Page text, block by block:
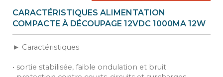
CARACTÉRISTIQUES ALIMENTATION
COMPACTE À DÉCOUPAGE 12VDC 1000MA 12W
► Caractéristiques
• sortie stabilisée, faible ondulation et bruit